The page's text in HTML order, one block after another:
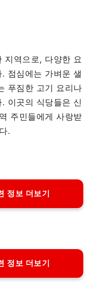
지역으로, 다양한 요
점심에는 가벼운 샐
푸짐한 고기 요리나
이곳의 식당들은 신
주민들에게 사랑받
.
정보 더보기
정보 더보기